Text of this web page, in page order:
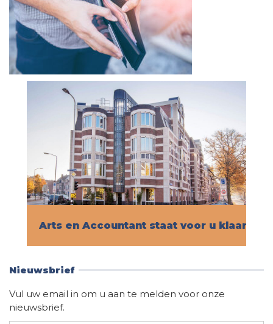
Arts en Accountant staat voor u klaar!
Nieuwsbrief
Vul uw email in om u aan te melden voor onze
nieuwsbrief.